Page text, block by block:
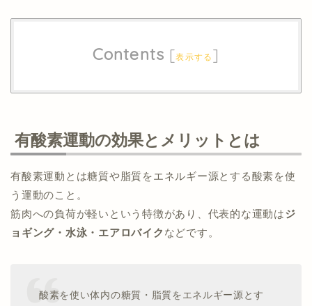
Contents [表示する ]
有酸素運動の効果とメリットとは
有酸素運動とは糖質や脂質をエネルギー源とする酸素を使
う運動のこと。
筋肉への負荷が軽いという特徴があり、代表的な運動はジ
ョギング・水泳・エアロバイク などです。
酸素を使い体内の糖質・脂質をエネルギー源とす